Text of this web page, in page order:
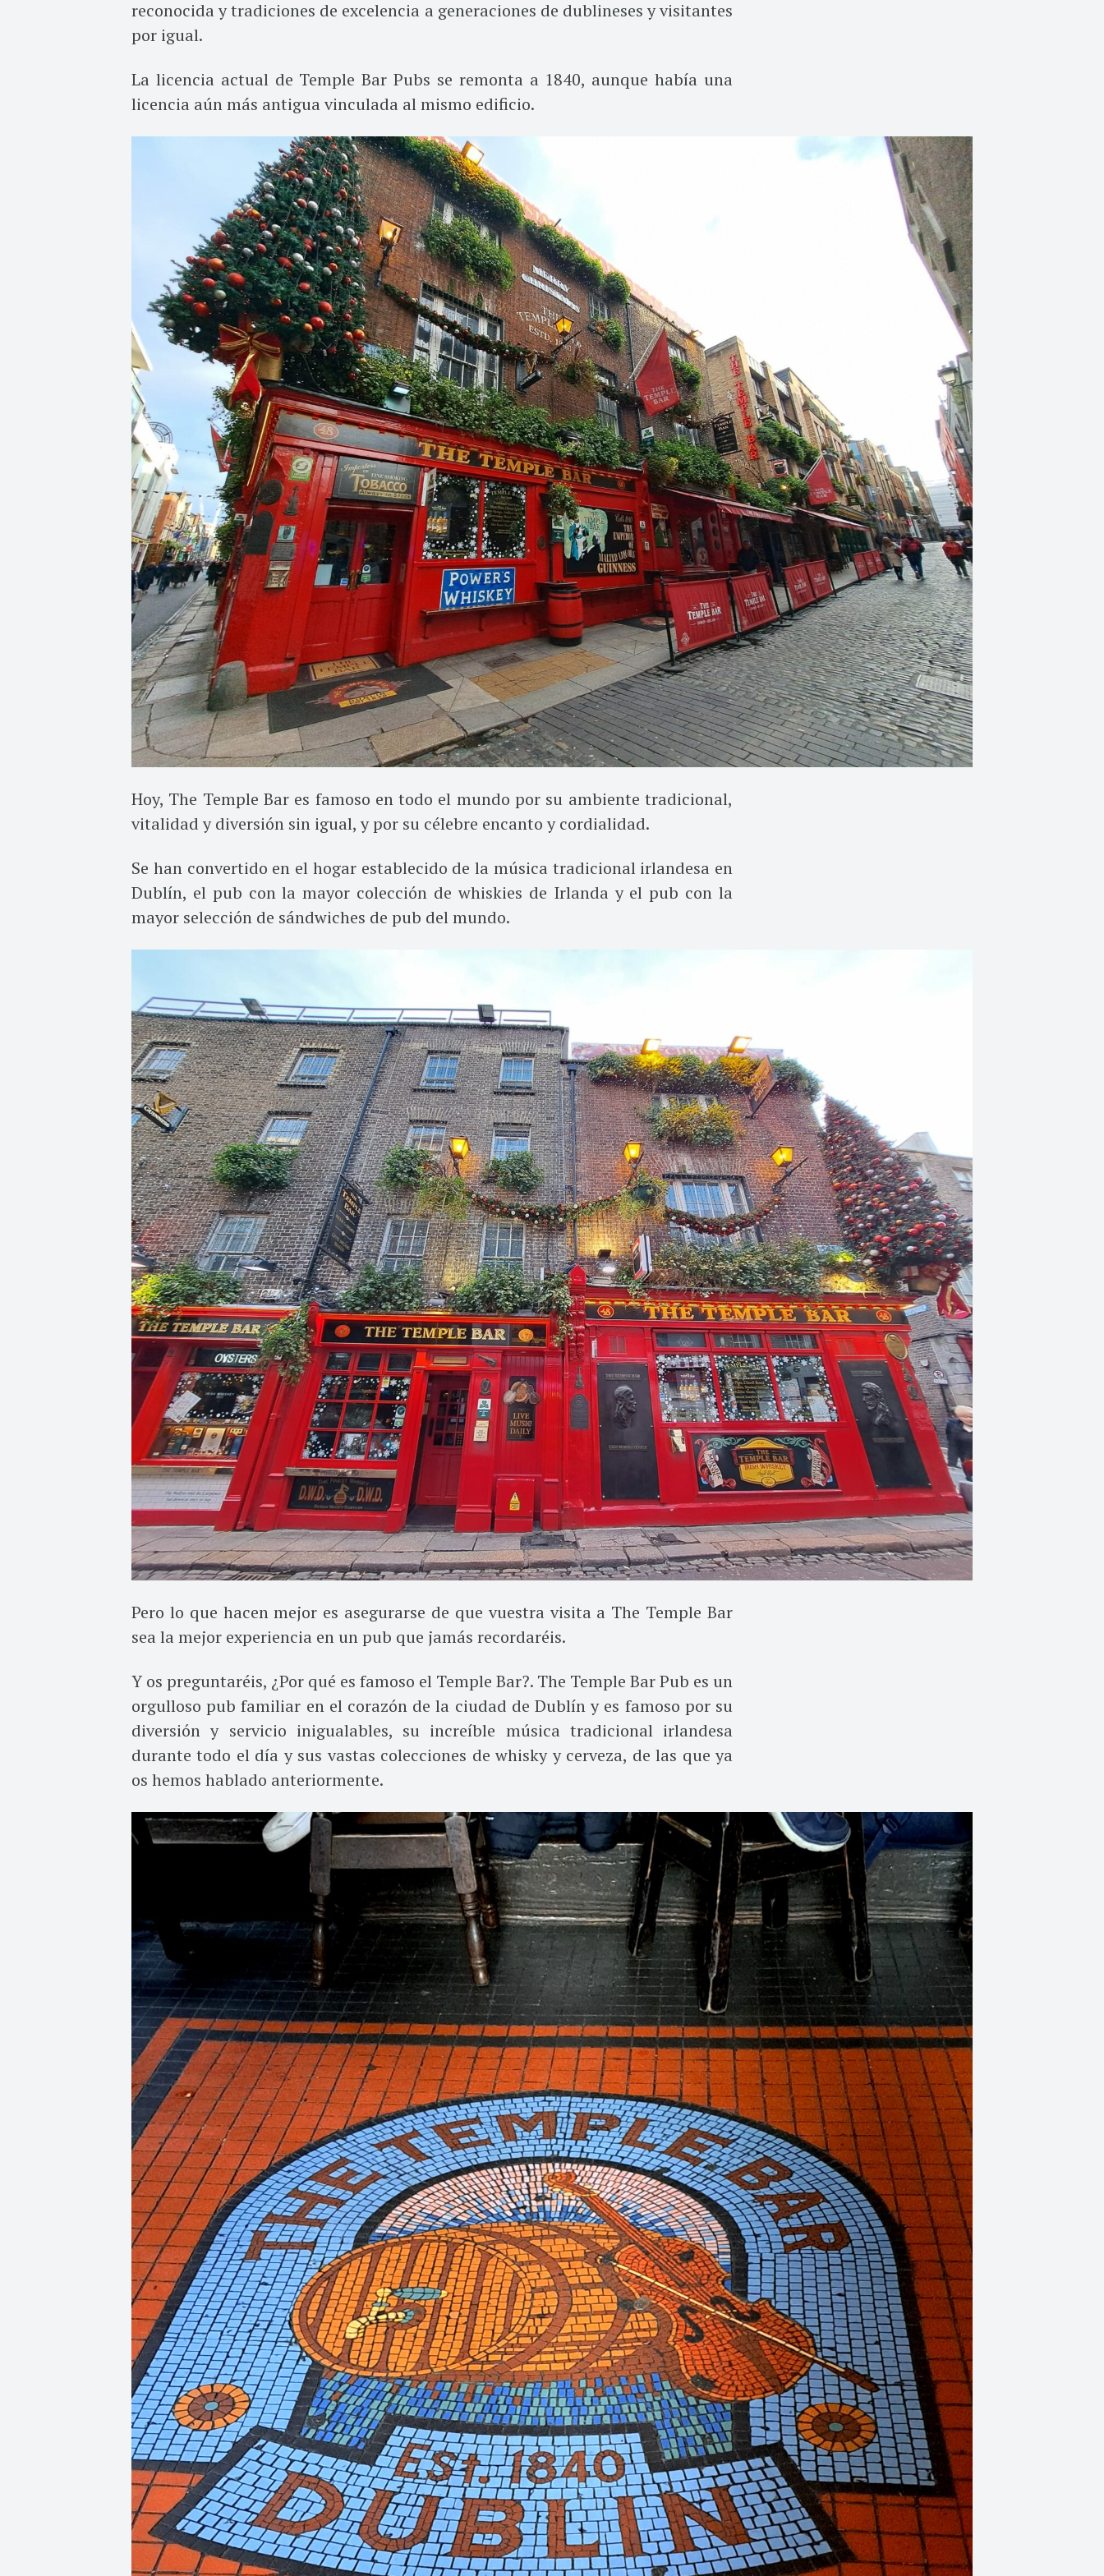
reconocida y tradiciones de excelencia a generaciones de dublineses y visitantes
por igual.
La licencia actual de Temple Bar Pubs se remonta a 1840, aunque había una
licencia aún más antigua vinculada al mismo edificio.
Hoy, The Temple Bar es famoso en todo el mundo por su ambiente tradicional,
vitalidad y diversión sin igual, y por su célebre encanto y cordialidad.
Se han convertido en el hogar establecido de la música tradicional irlandesa en
Dublín, el pub con la mayor colección de whiskies de Irlanda y el pub con la
mayor selección de sándwiches de pub del mundo.
Pero lo que hacen mejor es asegurarse de que vuestra visita a The Temple Bar
sea la mejor experiencia en un pub que jamás recordaréis.
Y os preguntaréis, ¿Por qué es famoso el Temple Bar?. The Temple Bar Pub es un
orgulloso pub familiar en el corazón de la ciudad de Dublín y es famoso por su
diversión y servicio inigualables, su increíble música tradicional irlandesa
durante todo el día y sus vastas colecciones de whisky y cerveza, de las que ya
os hemos hablado anteriormente.